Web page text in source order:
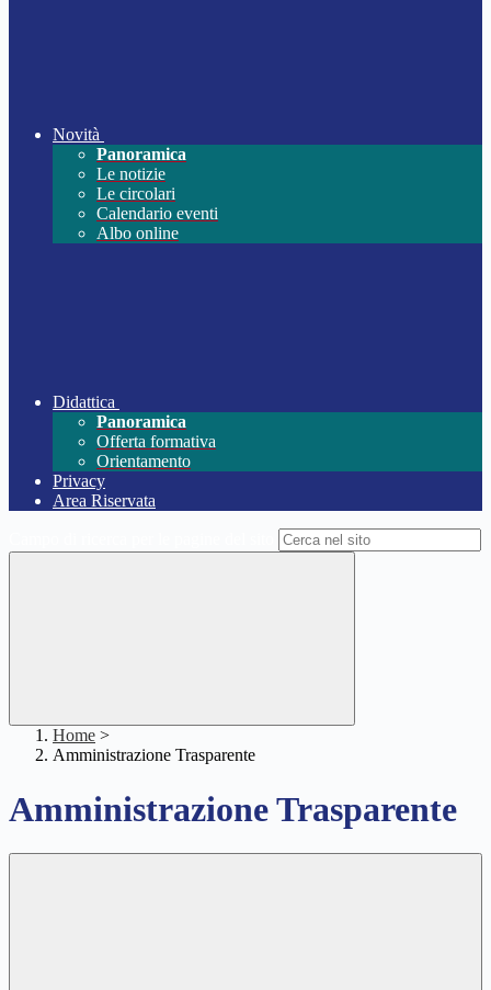
Novità
Panoramica
Le notizie
Le circolari
Calendario eventi
Albo online
Didattica
Panoramica
Offerta formativa
Orientamento
Privacy
Area Riservata
Home >
Amministrazione Trasparente
Amministrazione Trasparente